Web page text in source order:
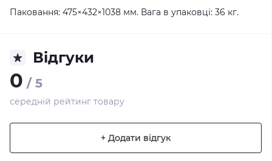
Паковання: 475×432×1038 мм. Вага в упаковці: 36 кг.
Відгуки
0 / 5
середній рейтинг товару
+ Додати відгук